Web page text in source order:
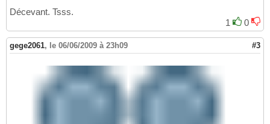
Décevant. Tsss.
1
0
gege2061, le 06/06/2009 à 23h09 #3